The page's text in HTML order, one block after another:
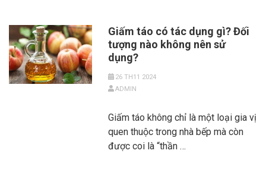
Giấm táo có tác dụng gì? Đối
tượng nào không nên sử
dụng?
26 TH11 2024
ADMIN
Giấm táo không chỉ là một loại gia vị
quen thuộc trong nhà bếp mà còn
được coi là “thần …